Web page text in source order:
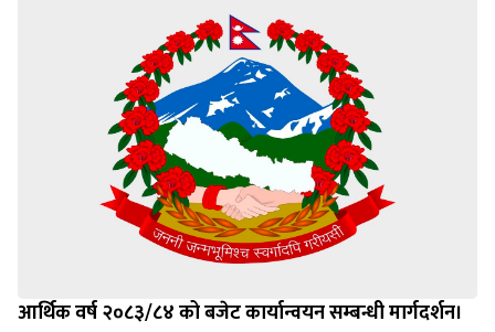
आर्थिक वर्ष २०८३/८४ को बजेट कार्यान्वयन सम्बन्धी मार्गदर्शन।